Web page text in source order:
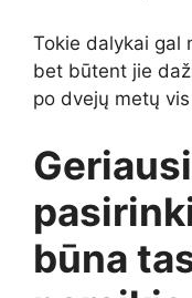
Tokie dalykai gal
bet būtent jie
po dvejų metų
būna